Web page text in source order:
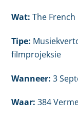
Wat: The
Tipe:
filmprojeksie
Wanneer: 3
Waar: 384